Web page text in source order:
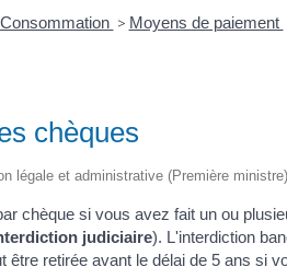
> Moyens de paiement
chèques
légale et administrative (Première ministre)
chèque si vous avez fait un ou
judiciaire). L'interdiction
être retirée avant le délai de 5 ans si